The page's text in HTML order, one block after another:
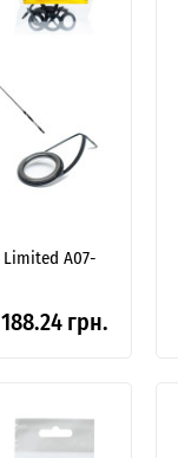
Limited A07-
188.24 грн.